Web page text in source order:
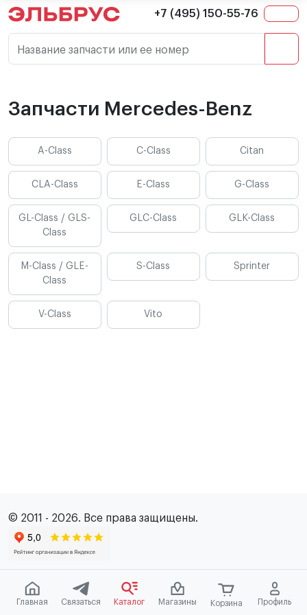
+7 (495) 150-55-76
Название запчасти или ее номер
Главная Связаться Каталог Магазины Корзина Профиль
Запчасти Mercedes-Benz
A-Class C-Class Citan
CLA-Class E-Class G-Class
GL-Class / GLS-
Class
GLC-Class GLK-Class
M-Class / GLE-
Class
S-Class Sprinter
V-Class Vito
© 2011 - 2026. Все права защищены.